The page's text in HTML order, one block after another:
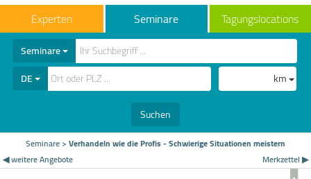
Seminare Tagungslocations
Seminare
DE
km
Suchen
Seminare>Verhandeln wie die Profis - Schwierige Situationen meistern
◀ weitere Angebote
Merkzettel ▶